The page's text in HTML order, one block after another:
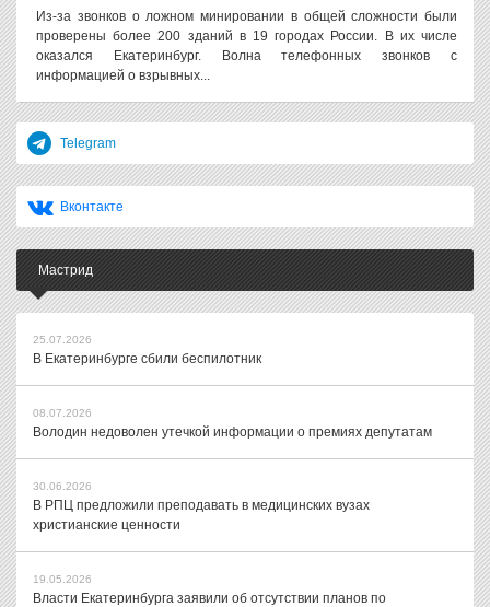
Из-за звонков о ложном минировании в общей сложности были
проверены более 200 зданий в 19 городах России. В их числе
оказался Екатеринбург. Волна телефонных звонков с
информацией о взрывных...
Telegram
Вконтакте
Мастрид
25.07.2026
В Екатеринбурге сбили беспилотник
08.07.2026
Володин недоволен утечкой информации о премиях депутатам
30.06.2026
В РПЦ предложили преподавать в медицинских вузах
христианские ценности
19.05.2026
Власти Екатеринбурга заявили об отсутствии планов по